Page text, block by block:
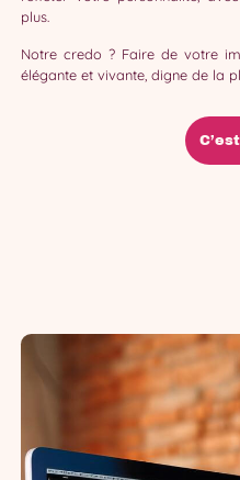
plus.
Notre credo ? Faire de votre
élégante et vivante, digne de la